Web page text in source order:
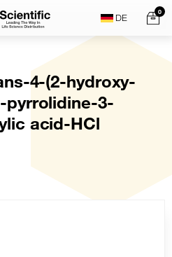
0
4-(2-hydroxy-
pyrrolidine-3-
acid-HCl